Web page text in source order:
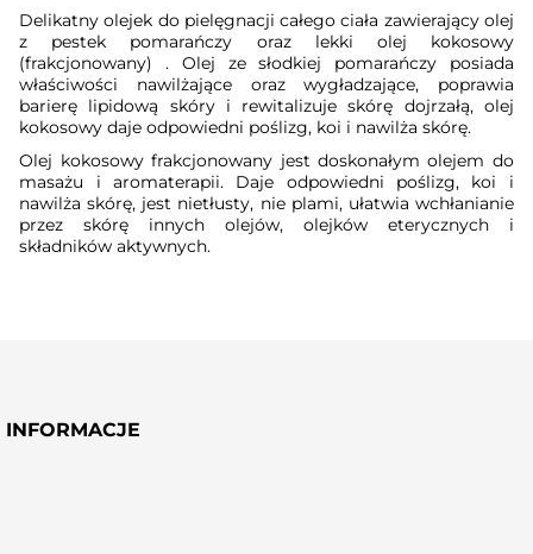
Delikatny olejek do pielęgnacji całego ciała zawierający olej
z pestek pomarańczy oraz lekki olej kokosowy
(frakcjonowany) . Olej ze słodkiej pomarańczy posiada
właściwości nawilżające oraz wygładzające, poprawia
barierę lipidową skóry i rewitalizuje skórę dojrzałą, olej
kokosowy daje odpowiedni poślizg, koi i nawilża skórę.
Olej kokosowy frakcjonowany jest doskonałym olejem do
masażu i aromaterapii. Daje odpowiedni poślizg, koi i
nawilża skórę, jest nietłusty, nie plami, ułatwia wchłanianie
przez skórę innych olejów, olejków eterycznych i
składników aktywnych.
INFORMACJE